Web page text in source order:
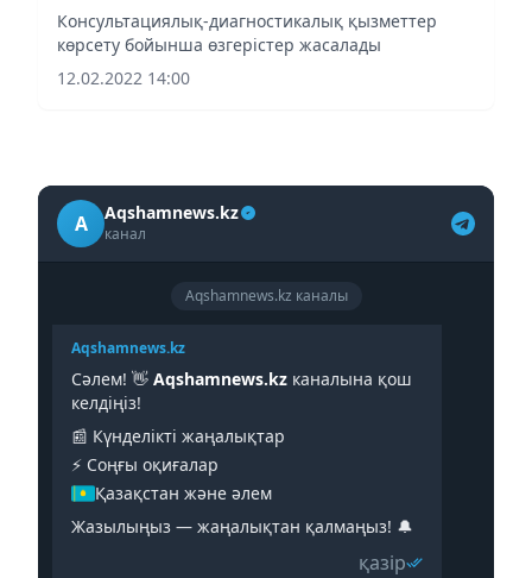
Консультациялық-диагностикалық қызметтер
көрсету бойынша өзгерістер жасалады
12.02.2022 14:00
A Aqshamnews.kz
канал
Aqshamnews.kz каналы
Aqshamnews.kz
Сәлем! 👋 Aqshamnews.kz каналына қош
келдіңіз!
📰 Күнделікті жаңалықтар
⚡️ Соңғы оқиғалар
Қазақстан және әлем
Жазылыңыз — жаңалықтан қалмаңыз! 🔔
қазір